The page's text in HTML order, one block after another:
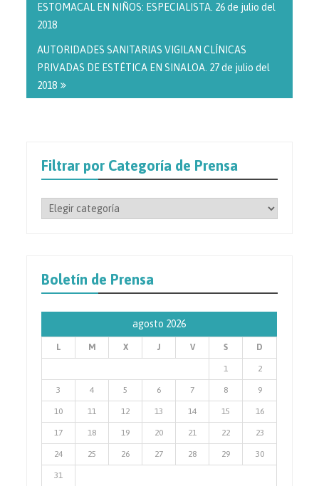
entradas
ESTOMACAL EN NIÑOS: ESPECIALISTA. 26 de julio del
2018
AUTORIDADES SANITARIAS VIGILAN CLÍNICAS
PRIVADAS DE ESTÉTICA EN SINALOA. 27 de julio del
2018
Filtrar por Categoría de Prensa
Filtrar
Prensa
Boletín de Prensa
agosto 2026
L M X J V S D
1 2
3 4 5 6 7 8 9
10 11 12 13 14 15 16
17 18 19 20 21 22 23
24 25 26 27 28 29 30
31